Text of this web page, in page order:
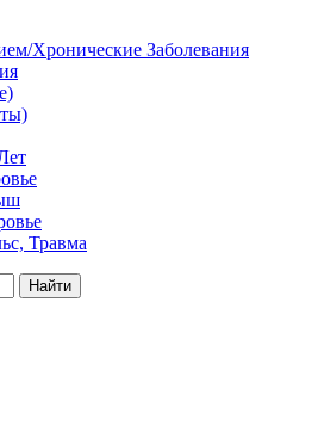
Хронические Заболевания
Травма
Найти